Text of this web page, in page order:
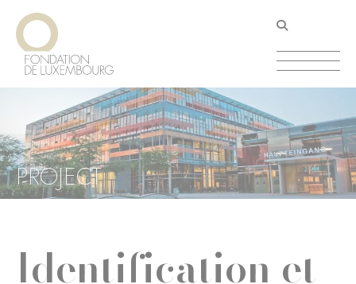
Direkt
zum
Inhalt
PROJECT
Identification et
Cookie-Einstellungen